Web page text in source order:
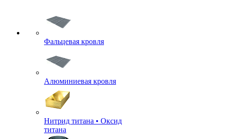
Фальцевая кровля
Алюминиевая кровля
Нитрид титана • Оксид
титана